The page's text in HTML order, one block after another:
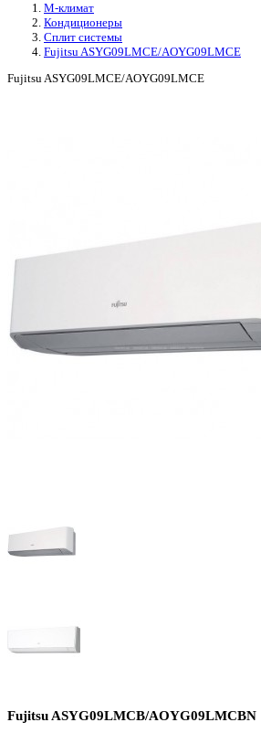
М-климат
Кондиционеры
Сплит системы
Fujitsu ASYG09LMCE/AOYG09LMCE
Fujitsu ASYG09LMCE/AOYG09LMCE
Fujitsu ASYG09LMCB/AOYG09LMCBN